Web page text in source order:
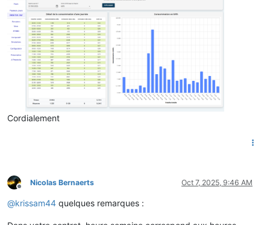
Cordialement
Offline
Nicolas Bernaerts Oct 7, 2025, 9:46 AM
@krissam44 quelques remarques :